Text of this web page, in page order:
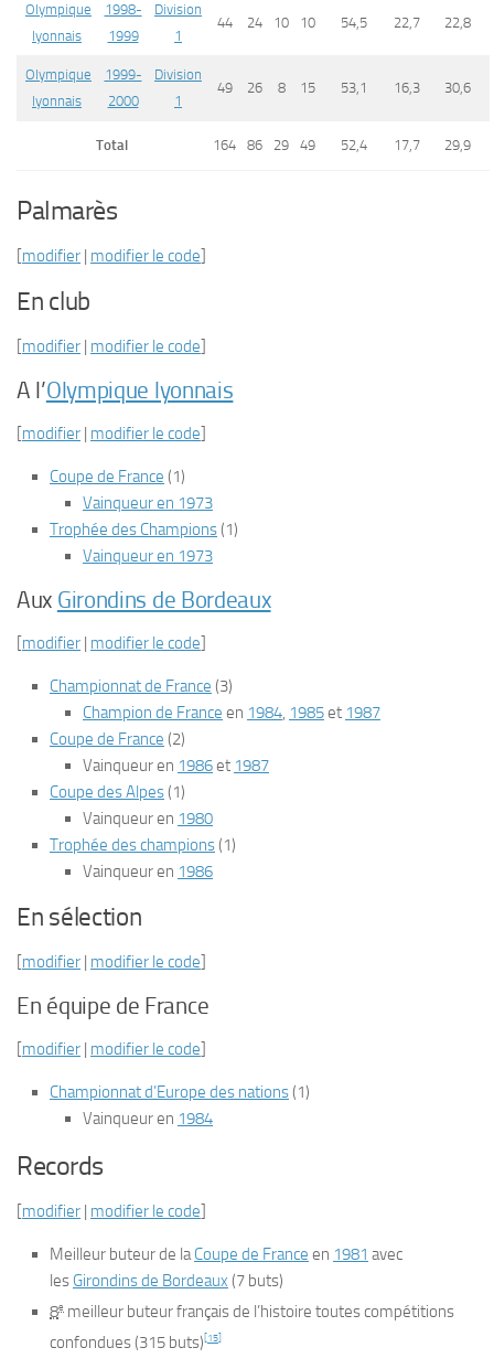
Olympique
lyonnais
1998-
1999
Division
1
44 24 10 10 54,5 22,7 22,8
Olympique
lyonnais
1999-
2000
Division
1
49 26 8 15 53,1 16,3 30,6
Total 164 86 29 49 52,4 17,7 29,9
Palmarès
[modifier | modifier le code]
En club
[modifier | modifier le code]
A l’Olympique lyonnais
[modifier | modifier le code]
Coupe de France (1)
Vainqueur en 1973
Trophée des Champions(1)
Vainqueur en 1973
Aux Girondins de Bordeaux
[modifier | modifier le code]
Championnat de France (3)
Champion de France en 1984, 1985et 1987
Coupe de France (2)
Vainqueur en 1986et 1987
Coupe des Alpes(1)
Vainqueur en 1980
Trophée des champions(1)
Vainqueur en 1986
En sélection
[modifier | modifier le code]
En équipe de France
[modifier | modifier le code]
Championnat d’Europe des nations(1)
Vainqueur en 1984
Records
[modifier | modifier le code]
Meilleur buteur de laCoupe de France en 1981 avec
les Girondins de Bordeaux (7 buts)
8e meilleur buteur français de l’histoire toutes compétitions
confondues (315 buts)[15]